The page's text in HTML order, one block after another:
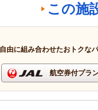
この施
由に組み合わせたおトクな
航空券付プラ